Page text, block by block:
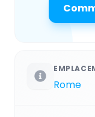
Rome